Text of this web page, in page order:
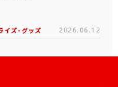
イズ・グッズ 2026.06.12